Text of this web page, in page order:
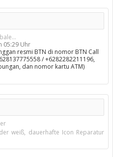
05:29 Uhr
resmi BTN di nomor BTN Call
/ +6282282211196,
dan nomor kartu ATM)
weiß, dauerhafte Icon Reparatur